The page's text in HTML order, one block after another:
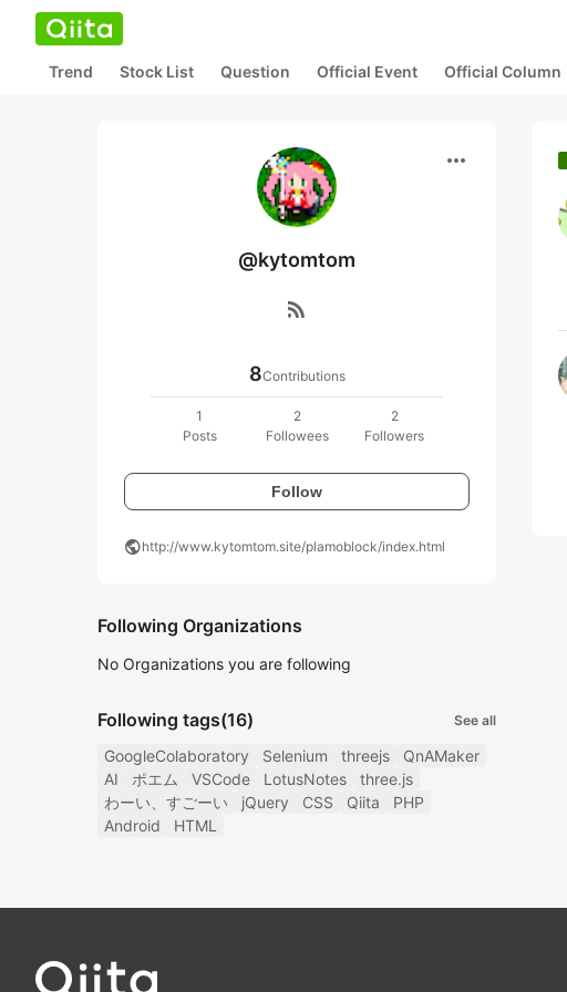
Trend Stock List Question Official Event Official Column
more_horiz
@kytomtom
rss_feed
8Contributions
1
Posts
2
Followees
2
Followers
Follow
publichttp://www.kytomtom.site/plamoblock/index.html
Following Organizations
No Organizations you are following
Following tags(16) See all
GoogleColaboratory Selenium threejs
QnAMaker
AI
ポエム VSCode LotusNotes
three.js
わーい、すごーい
jQuery CSS Qiita
PHP
Android
HTML